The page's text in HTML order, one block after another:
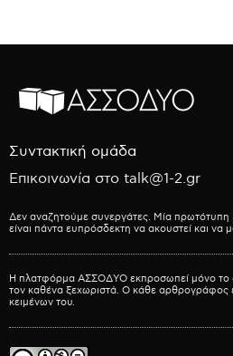
Συντακτική ομάδα
Επικοινωνία στο talk@1-2.gr
Δεν αναζητούμε συνεργάτες. Μία πρωτότυπη
είναι πάντα ευπρόσδεκτη να ακουστεί και να
Η πλατφόρμα ΑΣΣΟΔΥΟ εκπροσωπεί μόνο το
τον καθένα ξεχωριστά. Ο κάθε αρθρογράφος
κειμένων του.